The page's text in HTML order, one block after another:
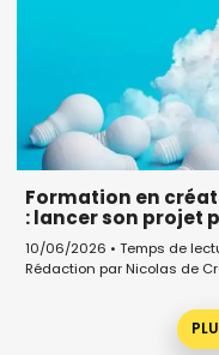
Formation en
: lancer son projet
10/06/2026 • Temps de
Rédaction par Nicolas de